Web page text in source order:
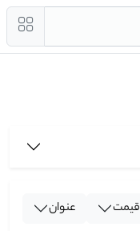
قیمت عنوان